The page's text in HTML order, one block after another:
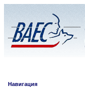
Навигация